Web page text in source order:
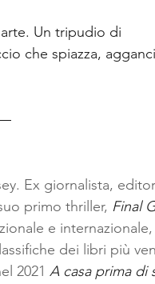
Un tripudio di
che spiazza,
Ex giornalista,
primo thriller, Final
e internazionale,
dei libri più
2021 A casa prima di